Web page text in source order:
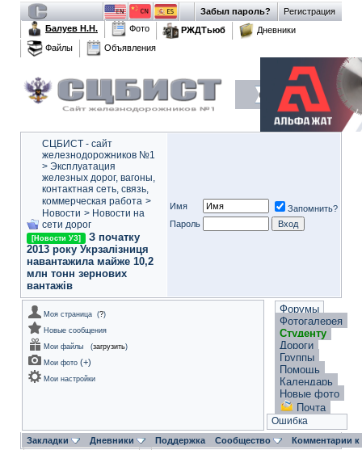
Регистрация
Забыл пароль?
Балуев Н.Н.
Фото РЖДТьюб
Дневники
Файлы
Объявления
СЦБИСТ - сайт
железнодорожников №1
> Эксплуатация
железных дорог, вагоны,
контактная сеть, связь,
коммерческая работа >
Новости > Новости на
сети дорог
[Новости УЗ]
З початку
2013 року Укрзалізниця
навантажила майже 10,2
млн тонн зернових
вантажів
Имя
Запомнить?
Пароль
Моя страница (?)
Новые сообщения
Мои файлы
(загрузить)
Мои фото (+)
Мои настройки
Форумы
Фотогалерея
Студенту
Дороги
Группы
Помощь
Календарь
Новые фото
Почта
Ошибка
Закладки Дневники Поддержка Сообщество Комментарии